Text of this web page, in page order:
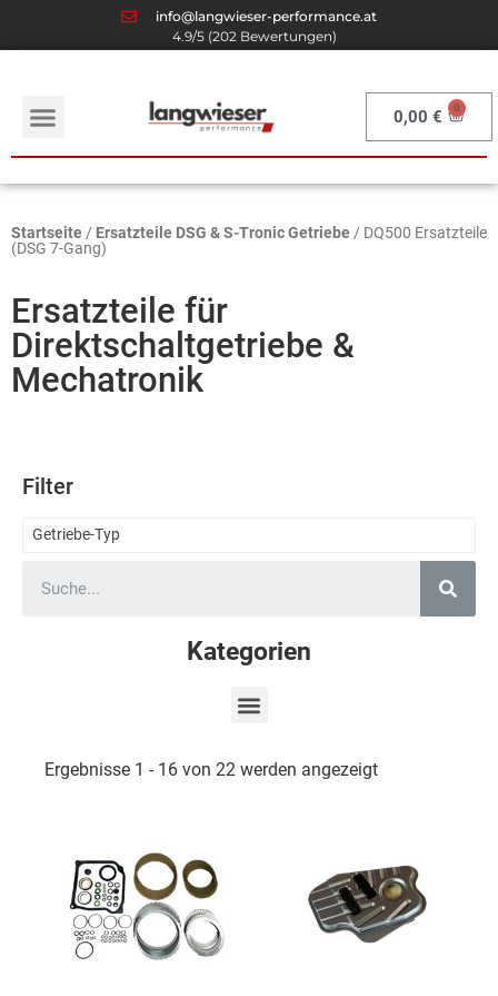
info@langwieser-performance.at
4.9/5 (202 Bewertungen)
0,00€
Startseite / Ersatzteile DSG & S-Tronic Getriebe / DQ500 Ersatzteile
(DSG 7-Gang)
Ersatzteile für
Direktschaltgetriebe &
Mechatronik
Filter
Getriebe-Typ
Kategorien
Ergebnisse 1 - 16 von 22 werden angezeigt